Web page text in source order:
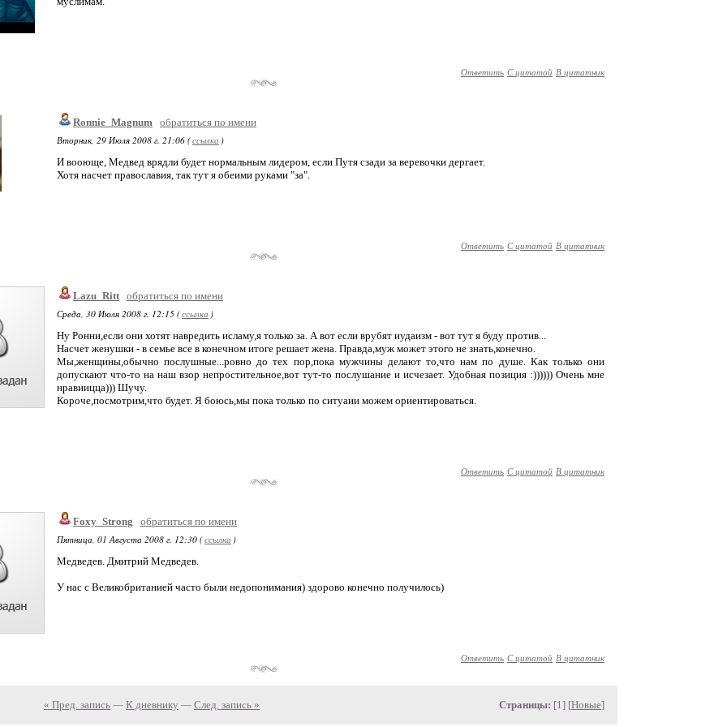
Ответить С цитатой В цитатник
Ronnie_Magnum обратиться по имени
Вторник, 29 Июля 2008 г. 21:06 (ссылка )
И вооюще, Медвед врядли будет нормальным лидером, если Путя сзади за веревочки дергает.
Хотя насчет православия, так тут я обеими руками "за".
Ответить С цитатой В цитатник
Lazu_Ritt обратиться по имени
Среда, 30 Июля 2008 г. 12:15 (ссылка )
Ну Ронни,если они хотят навредить исламу,я только за. А вот если врубят иудаизм - вот тут я буду против...
Насчет женушки - в семье все в конечном итоге решает жена. Правда,муж может этого не знать,конечно.
Мы,женщины,обычно послушные...ровно до тех пор,пока мужчины делают то,что нам по душе. Как только они
допускают что-то на наш взор непростительное,вот тут-то послушание и исчезает. Удобная позиция :)))))) Очень мне
нравиицца))) Шучу.
Короче,посмотрим,что будет. Я боюсь,мы пока только по ситуаии можем ориентироваться.
Ответить С цитатой В цитатник
Foxy_Strong
обратиться по имени
Пятница, 01 Августа 2008 г. 12:30 (ссылка )
Медведев. Дмитрий Медведев.
У нас с Великобританией часто были недопонимания) здорово конечно получилось)
Ответить С цитатой В цитатник
« Пред. запись — К дневнику — След. запись » Страницы: [1] [Новые]